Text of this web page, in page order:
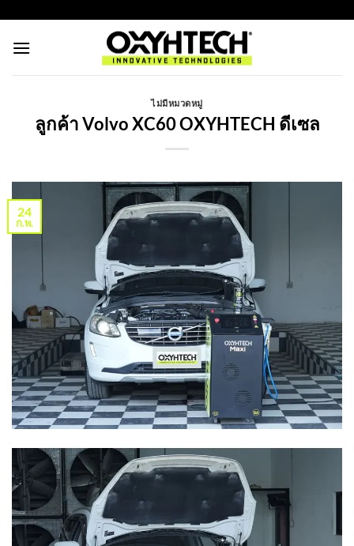
ไป
ยัง
เนื้อหา
ไม่มีหมวดหมู่
ลูกค้า Volvo XC60 OXYHTECH ดีเซล
24
ก.พ.